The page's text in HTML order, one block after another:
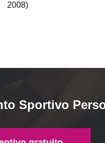
2008)
Sportivo